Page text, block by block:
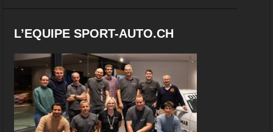
L’EQUIPE SPORT-AUTO.CH